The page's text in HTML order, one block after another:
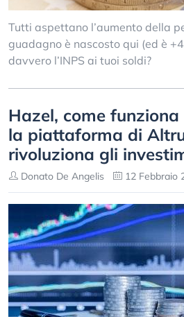
Tutti aspettano l’aumento della
guadagno è nascosto qui (ed è
davvero l’INPS ai tuoi soldi?
Hazel, come
la piattaforma di
rivoluziona gli
Donato De Angelis 12 Febbraio